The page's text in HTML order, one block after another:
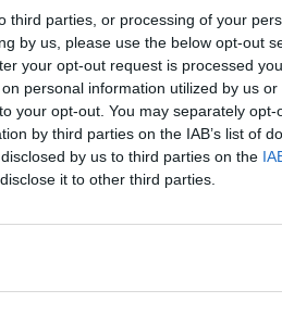
third parties, or processing of your
by us, please use the below opt-out
your opt-out request is processed
personal information utilized by us or
your opt-out. You may separately opt-
by third parties on the IAB’s list of
by us to third parties on the
it to other third parties.
és tájékoztatta ügynökét is tervéről.